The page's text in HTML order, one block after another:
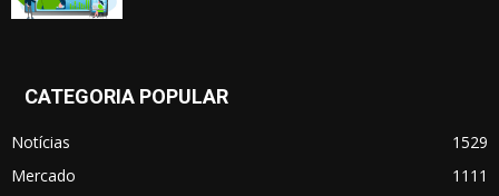
CATEGORIA POPULAR
Notícias
1529
Mercado
1111